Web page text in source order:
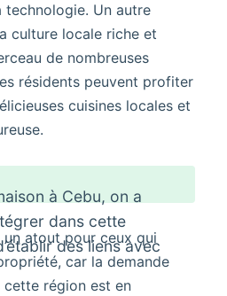
technologie. Un autre
culture locale riche et
de nombreuses
résidents peuvent profiter
cuisines locales et
à Cebu, on a
dans cette
des liens avec
atout pour ceux qui
car la demande
cette région est en